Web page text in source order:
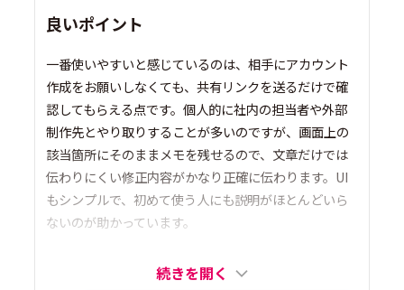
良いポイント
一番使いやすいと感じているのは、相手にアカウント
作成をお願いしなくても、共有リンクを送るだけで確
認してもらえる点です。個人的に社内の担当者や外部
制作先とやり取りすることが多いのですが、画面上の
該当箇所にそのままメモを残せるので、文章だけでは
伝わりにくい修正内容がかなり正確に伝わります。UI
もシンプルで、初めて使う人にも説明がほとんどいら
ないのが助かっています。
続きを開く